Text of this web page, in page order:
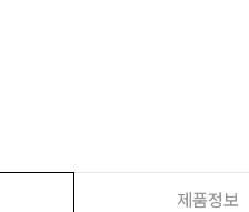
제품정보